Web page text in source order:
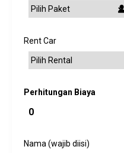
Rent Car
Perhitungan Biaya
Nama (wajib diisi)